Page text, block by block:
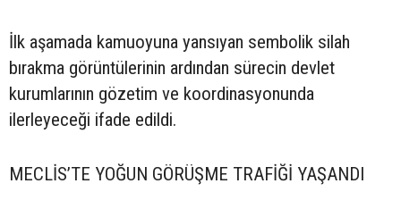
İlk aşamada kamuoyuna yansıyan sembolik silah
bırakma görüntülerinin ardından sürecin devlet
kurumlarının gözetim ve koordinasyonunda
ilerleyeceği ifade edildi.
MECLİS’TE YOĞUN GÖRÜŞME TRAFİĞİ YAŞANDI